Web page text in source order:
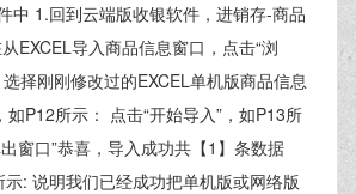
中 1.回到云端版收银软件，进销存-商品
EXCEL导入商品信息窗口，点击“浏
择刚刚修改过的EXCEL单机版商品信息
如P12所示： 点击“开始导入”，如P13所
窗口”恭喜，导入成功共【1】条数据
示: 说明我们已经成功把单机版或网络版